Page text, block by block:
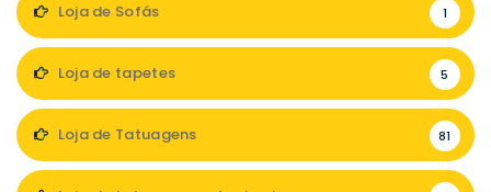
Loja de Sofás 1
Loja de tapetes 5
Loja de Tatuagens 81